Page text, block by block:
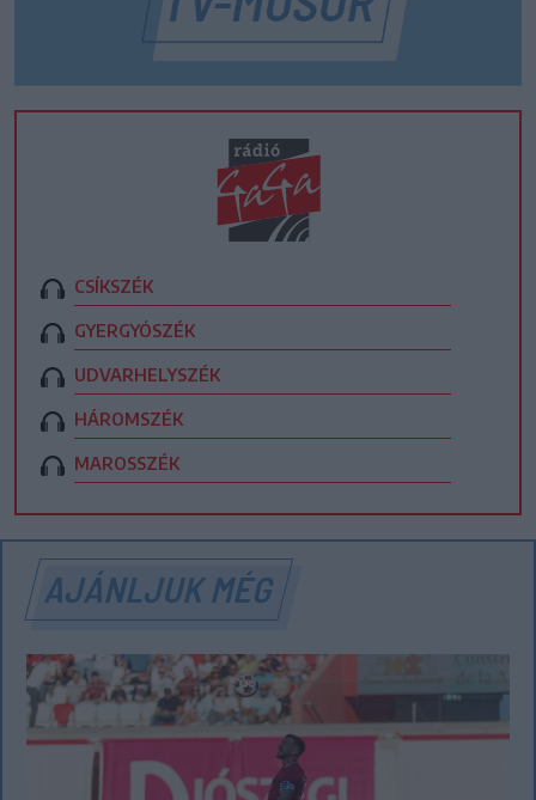
CSÍKSZÉK
GYERGYÓSZÉK
UDVARHELYSZÉK
HÁROMSZÉK
MAROSSZÉK
AJÁNLJUK MÉG